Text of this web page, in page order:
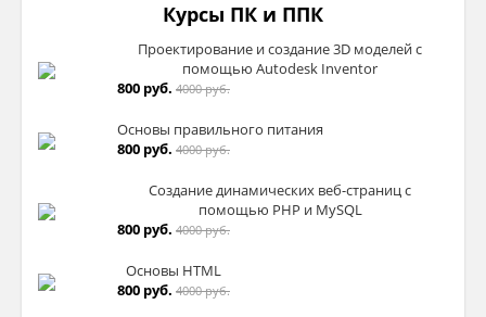
Курсы ПК и ППК
Проектирование и создание 3D моделей с
помощью Autodesk Inventor
800 руб. 4000 руб.
Основы правильного питания
800 руб. 4000 руб.
Создание динамических веб-страниц с
помощью PHP и MySQL
800 руб. 4000 руб.
Основы HTML
800 руб. 4000 руб.